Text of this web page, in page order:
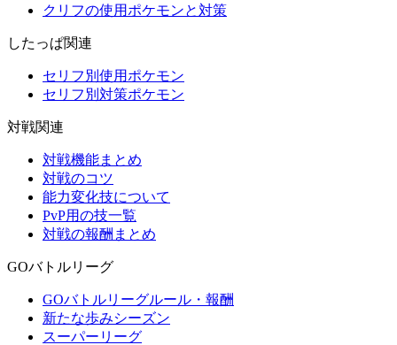
クリフの使用ポケモンと対策
したっぱ関連
セリフ別使用ポケモン
セリフ別対策ポケモン
対戦関連
対戦機能まとめ
対戦のコツ
能力変化技について
PvP用の技一覧
対戦の報酬まとめ
GOバトルリーグ
GOバトルリーグルール・報酬
新たな歩みシーズン
スーパーリーグ